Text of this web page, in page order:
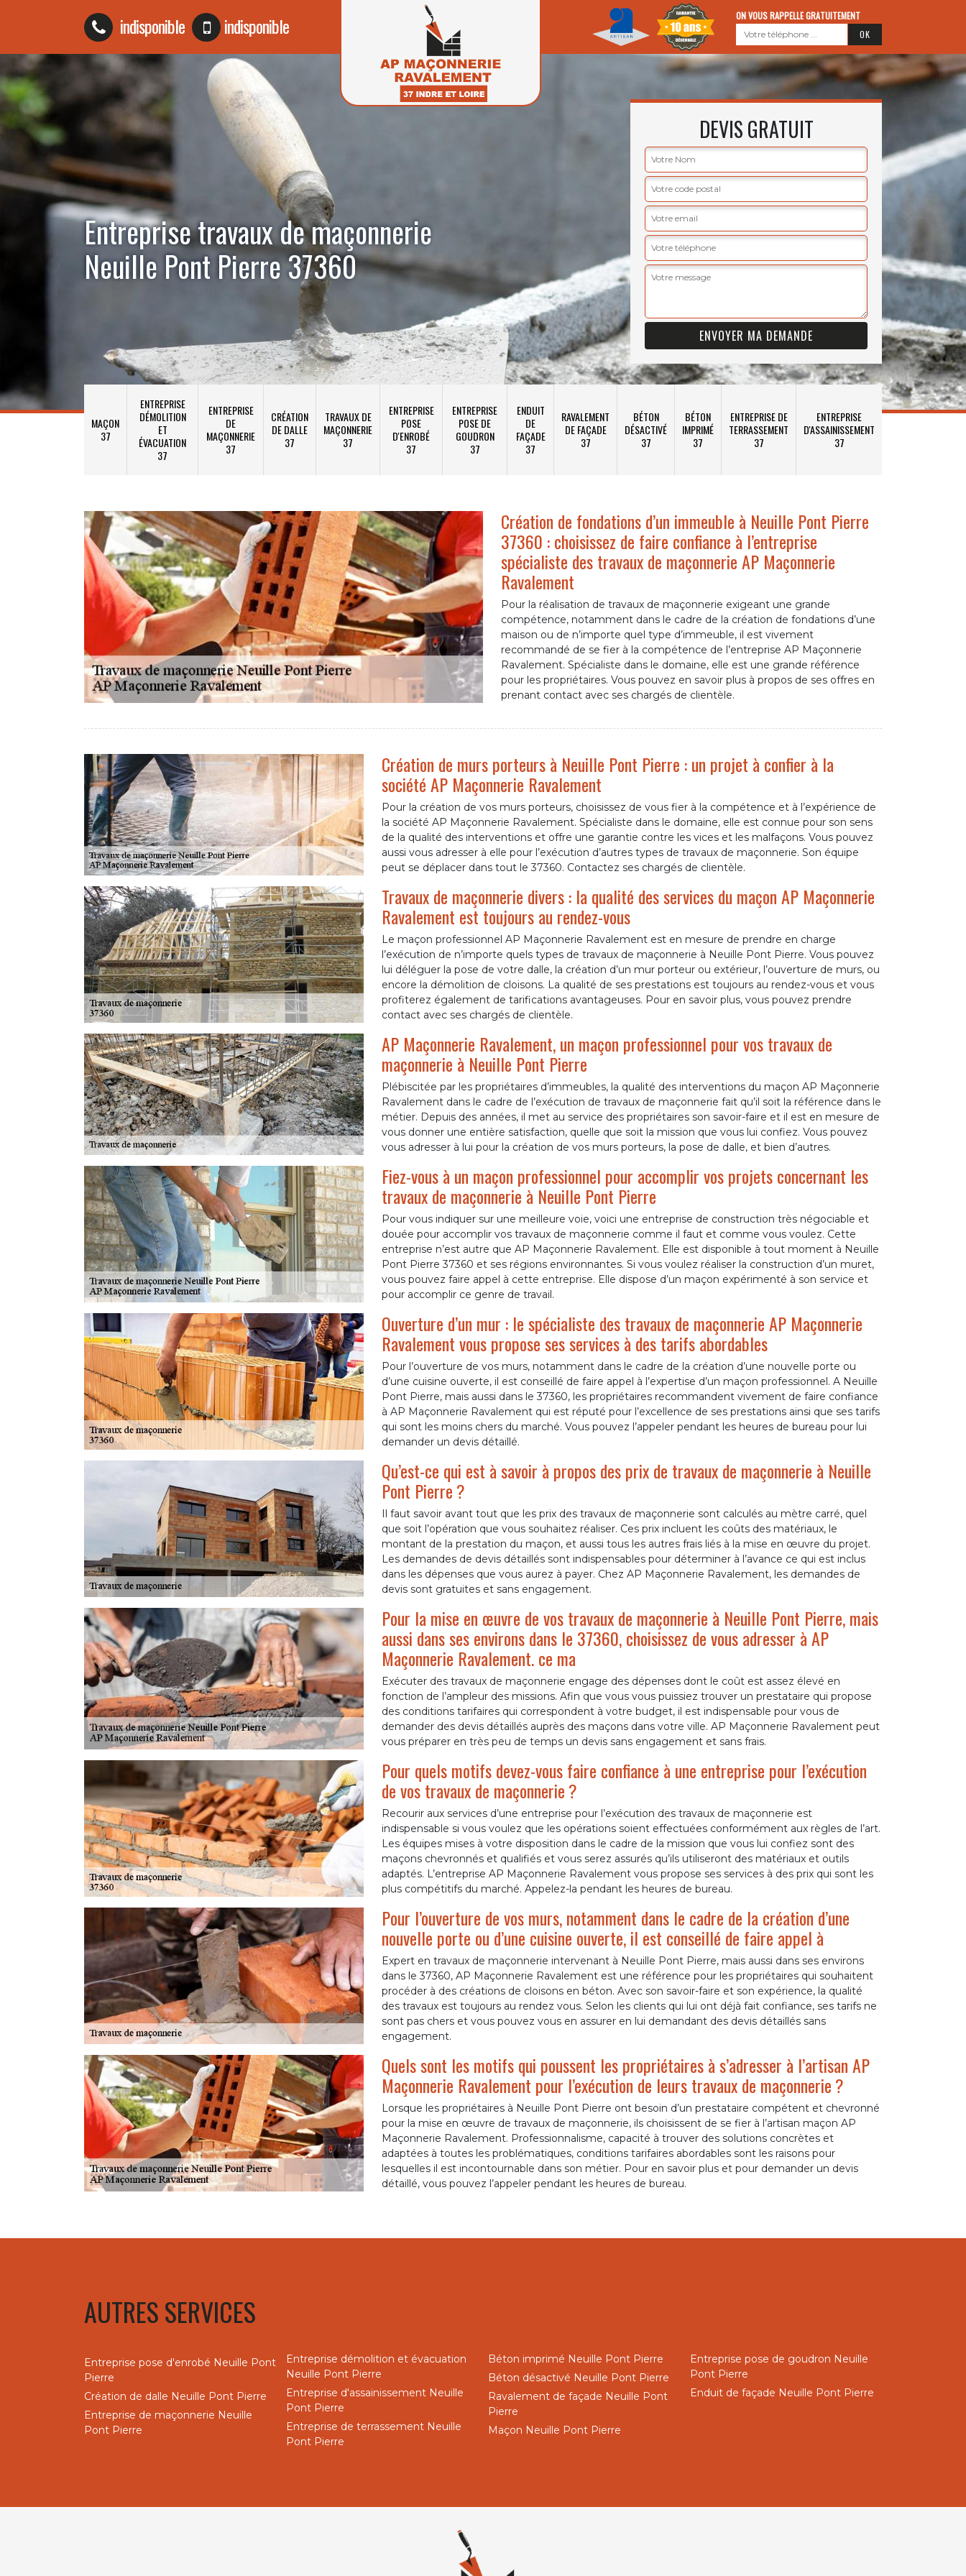
indisponible indisponible ON VOUS RAPPELLE GRATUITEMENT
Entreprise travaux de maçonnerie
Neuille Pont Pierre 37360
DEVIS GRATUIT
MAÇON
37
ENTREPRISE
DÉMOLITION
ET
ÉVACUATION
37
ENTREPRISE
DE
MAÇONNERIE
37
CRÉATION
DE DALLE
37
TRAVAUX DE
MAÇONNERIE
37
ENTREPRISE
POSE
D'ENROBÉ
37
ENTREPRISE
POSE DE
GOUDRON
37
ENDUIT
DE
FAÇADE
37
RAVALEMENT
DE FAÇADE
37
BÉTON
DÉSACTIVÉ
37
BÉTON
IMPRIMÉ
37
ENTREPRISE DE
TERRASSEMENT
37
ENTREPRISE
D'ASSAINISSEMENT
37
Création de fondations d’un immeuble à Neuille Pont Pierre
37360 : choisissez de faire confiance à l’entreprise
spécialiste des travaux de maçonnerie AP Maçonnerie
Ravalement
Pour la réalisation de travaux de maçonnerie exigeant une grande
compétence, notamment dans le cadre de la création de fondations d’une
maison ou de n’importe quel type d’immeuble, il est vivement
recommandé de se fier à la compétence de l’entreprise AP Maçonnerie
Ravalement. Spécialiste dans le domaine, elle est une grande référence
pour les propriétaires. Vous pouvez en savoir plus à propos de ses offres en
prenant contact avec ses chargés de clientèle.
Création de murs porteurs à Neuille Pont Pierre : un projet à confier à la
société AP Maçonnerie Ravalement
Pour la création de vos murs porteurs, choisissez de vous fier à la compétence et à l’expérience de
la société AP Maçonnerie Ravalement. Spécialiste dans le domaine, elle est connue pour son sens
de la qualité des interventions et offre une garantie contre les vices et les malfaçons. Vous pouvez
aussi vous adresser à elle pour l’exécution d’autres types de travaux de maçonnerie. Son équipe
peut se déplacer dans tout le 37360. Contactez ses chargés de clientèle.
Travaux de maçonnerie divers : la qualité des services du maçon AP Maçonnerie
Ravalement est toujours au rendez-vous
Le maçon professionnel AP Maçonnerie Ravalement est en mesure de prendre en charge
l’exécution de n’importe quels types de travaux de maçonnerie à Neuille Pont Pierre. Vous pouvez
lui déléguer la pose de votre dalle, la création d’un mur porteur ou extérieur, l’ouverture de murs, ou
encore la démolition de cloisons. La qualité de ses prestations est toujours au rendez-vous et vous
profiterez également de tarifications avantageuses. Pour en savoir plus, vous pouvez prendre
contact avec ses chargés de clientèle.
AP Maçonnerie Ravalement, un maçon professionnel pour vos travaux de
maçonnerie à Neuille Pont Pierre
Plébiscitée par les propriétaires d’immeubles, la qualité des interventions du maçon AP Maçonnerie
Ravalement dans le cadre de l’exécution de travaux de maçonnerie fait qu’il soit la référence dans le
métier. Depuis des années, il met au service des propriétaires son savoir-faire et il est en mesure de
vous donner une entière satisfaction, quelle que soit la mission que vous lui confiez. Vous pouvez
vous adresser à lui pour la création de vos murs porteurs, la pose de dalle, et bien d’autres.
Fiez-vous à un maçon professionnel pour accomplir vos projets concernant les
travaux de maçonnerie à Neuille Pont Pierre
Pour vous indiquer sur une meilleure voie, voici une entreprise de construction très négociable et
douée pour accomplir vos travaux de maçonnerie comme il faut et comme vous voulez. Cette
entreprise n’est autre que AP Maçonnerie Ravalement. Elle est disponible à tout moment à Neuille
Pont Pierre 37360 et ses régions environnantes. Si vous voulez réaliser la construction d’un muret,
vous pouvez faire appel à cette entreprise. Elle dispose d’un maçon expérimenté à son service et
pour accomplir ce genre de travail.
Ouverture d’un mur : le spécialiste des travaux de maçonnerie AP Maçonnerie
Ravalement vous propose ses services à des tarifs abordables
Pour l’ouverture de vos murs, notamment dans le cadre de la création d’une nouvelle porte ou
d’une cuisine ouverte, il est conseillé de faire appel à l’expertise d’un maçon professionnel. A Neuille
Pont Pierre, mais aussi dans le 37360, les propriétaires recommandent vivement de faire confiance
à AP Maçonnerie Ravalement qui est réputé pour l’excellence de ses prestations ainsi que ses tarifs
qui sont les moins chers du marché. Vous pouvez l’appeler pendant les heures de bureau pour lui
demander un devis détaillé.
Qu’est-ce qui est à savoir à propos des prix de travaux de maçonnerie à Neuille
Pont Pierre ?
Il faut savoir avant tout que les prix des travaux de maçonnerie sont calculés au mètre carré, quel
que soit l’opération que vous souhaitez réaliser. Ces prix incluent les coûts des matériaux, le
montant de la prestation du maçon, et aussi tous les autres frais liés à la mise en œuvre du projet.
Les demandes de devis détaillés sont indispensables pour déterminer à l’avance ce qui est inclus
dans les dépenses que vous aurez à payer. Chez AP Maçonnerie Ravalement, les demandes de
devis sont gratuites et sans engagement.
Pour la mise en œuvre de vos travaux de maçonnerie à Neuille Pont Pierre, mais
aussi dans ses environs dans le 37360, choisissez de vous adresser à AP
Maçonnerie Ravalement. ce ma
Exécuter des travaux de maçonnerie engage des dépenses dont le coût est assez élevé en
fonction de l’ampleur des missions. Afin que vous vous puissiez trouver un prestataire qui propose
des conditions tarifaires qui correspondent à votre budget, il est indispensable pour vous de
demander des devis détaillés auprès des maçons dans votre ville. AP Maçonnerie Ravalement peut
vous préparer en très peu de temps un devis sans engagement et sans frais.
Pour quels motifs devez-vous faire confiance à une entreprise pour l’exécution
de vos travaux de maçonnerie ?
Recourir aux services d’une entreprise pour l’exécution des travaux de maçonnerie est
indispensable si vous voulez que les opérations soient effectuées conformément aux règles de l’art.
Les équipes mises à votre disposition dans le cadre de la mission que vous lui confiez sont des
maçons chevronnés et qualifiés et vous serez assurés qu’ils utiliseront des matériaux et outils
adaptés. L’entreprise AP Maçonnerie Ravalement vous propose ses services à des prix qui sont les
plus compétitifs du marché. Appelez-la pendant les heures de bureau.
Pour l’ouverture de vos murs, notamment dans le cadre de la création d’une
nouvelle porte ou d’une cuisine ouverte, il est conseillé de faire appel à
Expert en travaux de maçonnerie intervenant à Neuille Pont Pierre, mais aussi dans ses environs
dans le 37360, AP Maçonnerie Ravalement est une référence pour les propriétaires qui souhaitent
procéder à des créations de cloisons en béton. Avec son savoir-faire et son expérience, la qualité
des travaux est toujours au rendez vous. Selon les clients qui lui ont déjà fait confiance, ses tarifs ne
sont pas chers et vous pouvez vous en assurer en lui demandant des devis détaillés sans
engagement.
Quels sont les motifs qui poussent les propriétaires à s’adresser à l’artisan AP
Maçonnerie Ravalement pour l’exécution de leurs travaux de maçonnerie ?
Lorsque les propriétaires à Neuille Pont Pierre ont besoin d’un prestataire compétent et chevronné
pour la mise en œuvre de travaux de maçonnerie, ils choisissent de se fier à l’artisan maçon AP
Maçonnerie Ravalement. Professionnalisme, capacité à trouver des solutions concrètes et
adaptées à toutes les problématiques, conditions tarifaires abordables sont les raisons pour
lesquelles il est incontournable dans son métier. Pour en savoir plus et pour demander un devis
détaillé, vous pouvez l’appeler pendant les heures de bureau.
AUTRES SERVICES
Entreprise pose d'enrobé Neuille Pont
Pierre
Création de dalle Neuille Pont Pierre
Entreprise de maçonnerie Neuille
Pont Pierre
Entreprise démolition et évacuation
Neuille Pont Pierre
Entreprise d'assainissement Neuille
Pont Pierre
Entreprise de terrassement Neuille
Pont Pierre
Béton imprimé Neuille Pont Pierre
Béton désactivé Neuille Pont Pierre
Ravalement de façade Neuille Pont
Pierre
Maçon Neuille Pont Pierre
Entreprise pose de goudron Neuille
Pont Pierre
Enduit de façade Neuille Pont Pierre